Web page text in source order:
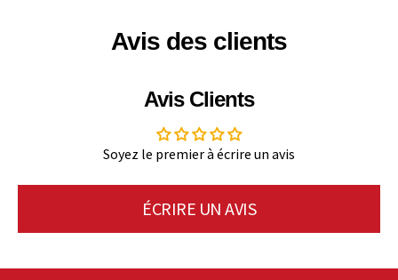
Avis des clients
Avis Clients
Soyez le premier à écrire un avis
ÉCRIRE UN AVIS